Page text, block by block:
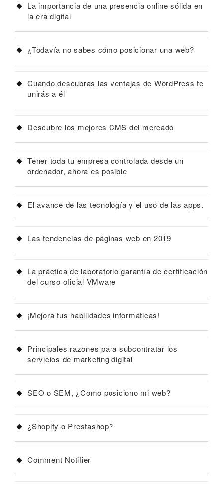
La importancia de una presencia online sólida en
la era digital
¿Todavía no sabes cómo posicionar una web?
Cuando descubras las ventajas de WordPress te
unirás a él
Descubre los mejores CMS del mercado
Tener toda tu empresa controlada desde un
ordenador, ahora es posible
El avance de las tecnología y el uso de las apps.
Las tendencias de páginas web en 2019
La práctica de laboratorio garantía de certificación
del curso oficial VMware
¡Mejora tus habilidades informáticas!
Principales razones para subcontratar los
servicios de marketing digital
SEO o SEM, ¿Como posiciono mi web?
¿Shopify o Prestashop?
Comment Notifier